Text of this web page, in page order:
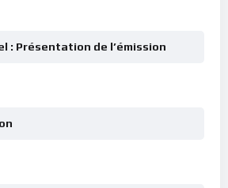
: Présentation de l’émission